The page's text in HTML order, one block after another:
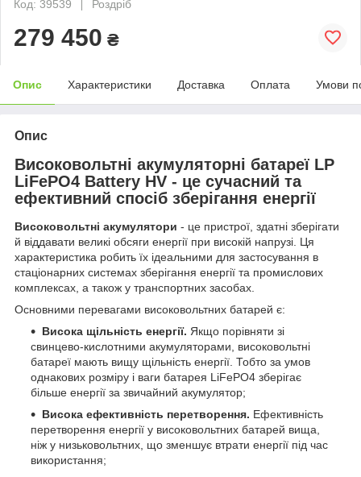
Код: 39539
Роздріб
279 450 ₴
Опис Характеристики Доставка Оплата Умови
Опис
Високовольтні акумуляторні батареї LP
LiFePO4 Battery HV - це сучасний та
ефективний спосіб зберігання енергії
Високовольтні акумулятори - це пристрої, здатні зберігати
й віддавати великі обсяги енергії при високій напрузі. Ця
характеристика робить їх ідеальними для застосування в
стаціонарних системах зберігання енергії та промислових
комплексах, а також у транспортних засобах.
Основними перевагами високовольтних батарей є:
Висока щільність енергії. Якщо порівняти зі
свинцево-кислотними акумуляторами, високовольтні
батареї мають вищу щільність енергії. Тобто за умов
однакових розміру і ваги батарея LiFePO4 зберігає
більше енергії за звичайний акумулятор;
Висока ефективність перетворення. Ефективність
перетворення енергії у високовольтних батарей вища,
ніж у низьковольтних, що зменшує втрати енергії під час
використання;